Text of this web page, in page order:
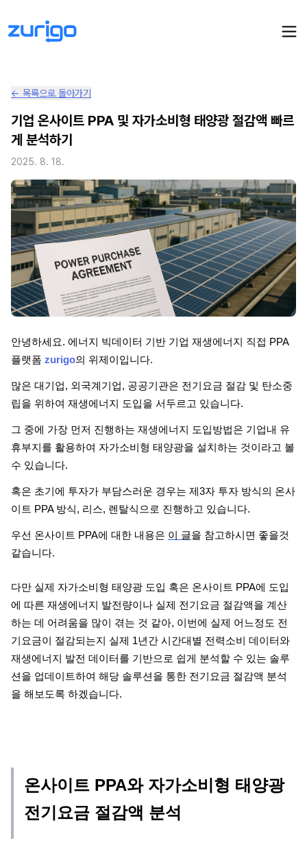
PPA 계약
수요기업 PPA 계산
발전소 PPA 계산
PPA 매칭 LIVE
PPA 관리
PPA 모니터링
PPA 파트너스
전기요금 시뮬레이션
PPA 매뉴얼
PPA FAQ
AI 컨설턴트
PPA 플레이
인사이트
성공사례
에너지브리핑
단가
회사소개
← 목록으로 돌아가기
기업 온사이트 PPA 및 자가소비형 태양광 절감액 빠르
게 분석하기
2025. 8. 18.
안녕하세요. 에너지 빅데이터 기반 기업 재생에너지 직접 PPA
플랫폼 zurigo의 위제이입니다.
많은 대기업, 외국계기업, 공공기관은 전기요금 절감 및 탄소중
립을 위하여 재생에너지 도입을 서두르고 있습니다.
그 중에 가장 먼저 진행하는 재생에너지 도입방법은 기업내 유
휴부지를 활용하여 자가소비형 태양광을 설치하는 것이라고 볼
수 있습니다.
혹은 초기에 투자가 부담스러운 경우는 제3자 투자 방식의 온사
이트 PPA 방식, 리스, 렌탈식으로 진행하고 있습니다.
우선 온사이트 PPA에 대한 내용은 이 글을 참고하시면 좋을것
같습니다.
다만 실제 자가소비형 태양광 도입 혹은 온사이트 PPA에 도입
에 따른 재생에너지 발전량이나 실제 전기요금 절감액을 계산
하는 데 어려움을 많이 겪는 것 같아, 이번에 실제 어느정도 전
기요금이 절감되는지 실제 1년간 시간대별 전력소비 데이터와
재생에너지 발전 데이터를 기반으로 쉽게 분석할 수 있는 솔루
션을 업데이트하여 해당 솔루션을 통한 전기요금 절감액 분석
을 해보도록 하겠습니다.
온사이트 PPA와 자가소비형 태양광
전기요금 절감액 분석